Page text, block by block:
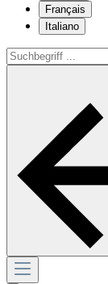
Français
Italiano